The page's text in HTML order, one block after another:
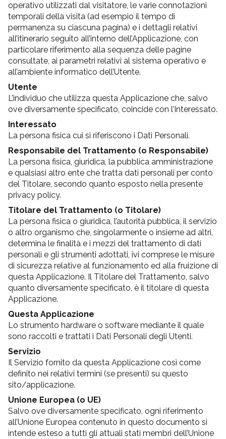
operativo utilizzati dal visitatore, le varie connotazioni
temporali della visita (ad esempio il tempo di
permanenza su ciascuna pagina) e i dettagli relativi
all’itinerario seguito all’interno dell’Applicazione, con
particolare riferimento alla sequenza delle pagine
consultate, ai parametri relativi al sistema operativo e
all’ambiente informatico dell’Utente.
Utente
L’individuo che utilizza questa Applicazione che, salvo
ove diversamente specificato, coincide con l’Interessato.
Interessato
La persona fisica cui si riferiscono i Dati Personali.
Responsabile del Trattamento (o Responsabile)
La persona fisica, giuridica, la pubblica amministrazione
e qualsiasi altro ente che tratta dati personali per conto
del Titolare, secondo quanto esposto nella presente
privacy policy.
Titolare del Trattamento (o Titolare)
La persona fisica o giuridica, l’autorità pubblica, il servizio
o altro organismo che, singolarmente o insieme ad altri,
determina le finalità e i mezzi del trattamento di dati
personali e gli strumenti adottati, ivi comprese le misure
di sicurezza relative al funzionamento ed alla fruizione di
questa Applicazione. Il Titolare del Trattamento, salvo
quanto diversamente specificato, è il titolare di questa
Applicazione.
Questa Applicazione
Lo strumento hardware o software mediante il quale
sono raccolti e trattati i Dati Personali degli Utenti.
Servizio
Il Servizio fornito da questa Applicazione così come
definito nei relativi termini (se presenti) su questo
sito/applicazione.
Unione Europea (o UE)
Salvo ove diversamente specificato, ogni riferimento
all’Unione Europea contenuto in questo documento si
intende esteso a tutti gli attuali stati membri dell’Unione